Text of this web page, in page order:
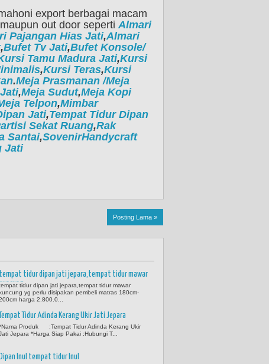
export berbagai macam
out door seperti Almari
Pajangan Hias Jati,Almari
,Bufet Tv Jati,Bufet Konsole/
Tamu Madura Jati,Kursi
,Kursi Teras,Kursi
.Meja Prasmanan /Meja
,Meja Sudut,Meja Kopi
Telpon,Mimbar
Jati,Tempat Tidur Dipan
Sekat Ruang,Rak
Santai,SovenirHandycraft
Jati
Posting Lama »
tempat tidur dipan jati jepara,tempat tidur mawar
tidur dipan jati jepara,tempat tidur mawar
yg perlu disipakan pembeli matras 180cm-
harga 2.800.0...
Tempat Tidur Adinda Kerang Ukir Jati Jepara
Produk :Tempat Tidur Adinda Kerang Ukir
Jepara *Harga Siap Pakai :Hubungi T...
Dipan Inul tempat tidur Inul